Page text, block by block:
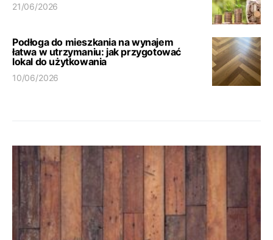
21/06/2026
Podłoga do mieszkania na wynajem
łatwa w utrzymaniu: jak przygotować
lokal do użytkowania
10/06/2026